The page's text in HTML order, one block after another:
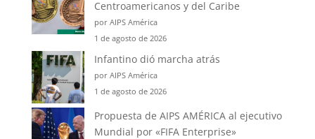
Centroamericanos y del Caribe
por AIPS América
1 de agosto de 2026
Infantino dió marcha atrás
por AIPS América
1 de agosto de 2026
Propuesta de AIPS AMÉRICA al ejecutivo
Mundial por «FIFA Enterprise»